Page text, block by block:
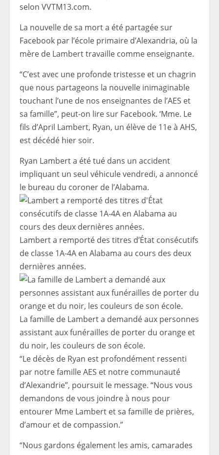
selon VVTM13.com.
La nouvelle de sa mort a été partagée sur
Facebook par l’école primaire d’Alexandria, où la
mère de Lambert travaille comme enseignante.
“C’est avec une profonde tristesse et un chagrin
que nous partageons la nouvelle inimaginable
touchant l’une de nos enseignantes de l’AES et
sa famille”, peut-on lire sur Facebook. ‘Mme. Le
fils d’April Lambert, Ryan, un élève de 11e à AHS,
est décédé hier soir.
Ryan Lambert a été tué dans un accident
impliquant un seul véhicule vendredi, a annoncé
le bureau du coroner de l’Alabama.
Lambert a remporté des titres d’État consécutifs
de classe 1A-4A en Alabama au cours des deux
dernières années.
La famille de Lambert a demandé aux personnes
assistant aux funérailles de porter du orange et
du noir, les couleurs de son école.
“Le décès de Ryan est profondément ressenti
par notre famille AES et notre communauté
d’Alexandrie”, poursuit le message. “Nous vous
demandons de vous joindre à nous pour
entourer Mme Lambert et sa famille de prières,
d’amour et de compassion.”
“Nous gardons également les amis, camarades